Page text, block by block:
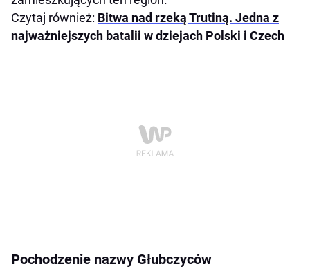
Czytaj również: Bitwa nad rzeką Trutiną. Jedna z
najważniejszych batalii w dziejach Polski i Czech
Pochodzenie nazwy Głubczyców